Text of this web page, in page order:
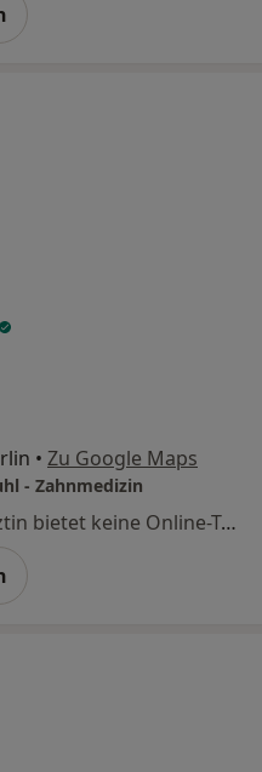
• Zu Google Maps
- Zahnmedizin
Dieser Arzt bzw. diese Ärztin bietet keine Online-Terminbuchung an diesem Standort an.